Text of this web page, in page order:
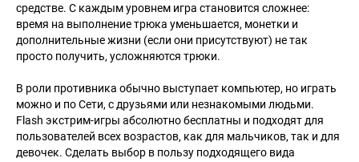
средстве. С каждым уровнем игра становится сложнее:
время на выполнение трюка уменьшается, монетки и
дополнительные жизни (если они присутствуют) не так
просто получить, усложняются трюки.
В роли противника обычно выступает компьютер, но играть
можно и по Сети, с друзьями или незнакомыми людьми.
Flash экстрим-игры абсолютно бесплатны и подходят для
пользователей всех возрастов, как для мальчиков, так и для
девочек. Сделать выбор в пользу подходящего вида